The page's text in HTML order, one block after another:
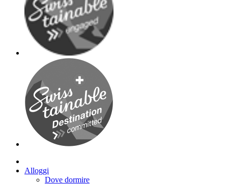
Alloggi
Dove dormire